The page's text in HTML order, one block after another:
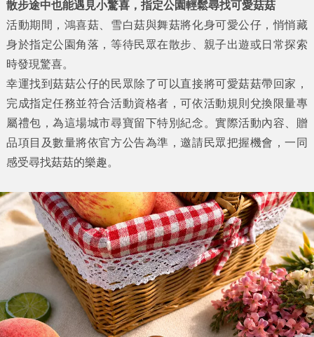
散步途中也能遇見小驚喜，指定公園輕鬆尋找可愛菇菇
活動期間，鴻喜菇、雪白菇與舞菇將化身可愛公仔，悄悄藏
身於指定公園角落，等待民眾在散步、親子出遊或日常探索
時發現驚喜。
幸運找到菇菇公仔的民眾除了可以直接將可愛菇菇帶回家，
完成指定任務並符合活動資格者，可依活動規則兌換限量專
屬禮包，為這場城市尋寶留下特別紀念。實際活動內容、贈
品項目及數量將依官方公告為準，邀請民眾把握機會，一同
感受尋找菇菇的樂趣。